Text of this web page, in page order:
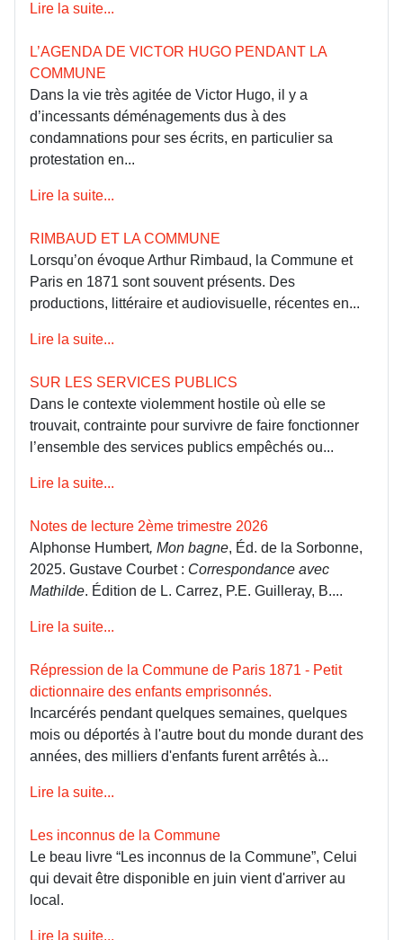
Lire la suite...
L’AGENDA DE VICTOR HUGO PENDANT LA
COMMUNE
Dans la vie très agitée de Victor Hugo, il y a
d’incessants déménagements dus à des
condamnations pour ses écrits, en particulier sa
protestation en...
Lire la suite...
RIMBAUD ET LA COMMUNE
Lorsqu’on évoque Arthur Rimbaud, la Commune et
Paris en 1871 sont souvent présents. Des
productions, littéraire et audiovisuelle, récentes en...
Lire la suite...
SUR LES SERVICES PUBLICS
Dans le contexte violemment hostile où elle se
trouvait, contrainte pour survivre de faire fonctionner
l’ensemble des services publics empêchés ou...
Lire la suite...
Notes de lecture 2ème trimestre 2026
Alphonse Humbert, Mon bagne, Éd. de la Sorbonne,
2025. Gustave Courbet : Correspondance avec
Mathilde. Édition de L. Carrez, P.E. Guilleray, B....
Lire la suite...
Répression de la Commune de Paris 1871 - Petit
dictionnaire des enfants emprisonnés.
Incarcérés pendant quelques semaines, quelques
mois ou déportés à l'autre bout du monde durant des
années, des milliers d'enfants furent arrêtés à...
Lire la suite...
Les inconnus de la Commune
Le beau livre “Les inconnus de la Commune”, Celui
qui devait être disponible en juin vient d'arriver au
local.
Lire la suite...